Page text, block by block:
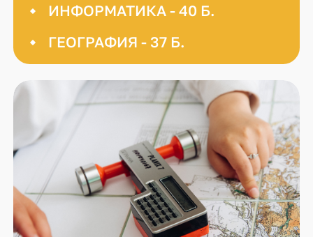
ИНФОРМАТИКА - 40 Б.
ГЕОГРАФИЯ - 37 Б.